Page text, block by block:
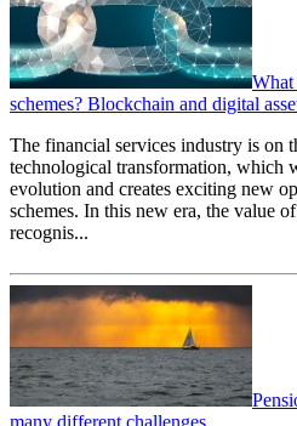
What
schemes? Blockchain and digital
The financial services industry is on
technological transformation, which
evolution and creates exciting new
schemes. In this new era, the value
recognis...